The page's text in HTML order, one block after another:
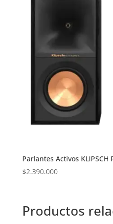
Parlantes Activos KLIPSCH
$2.390.000
Productos